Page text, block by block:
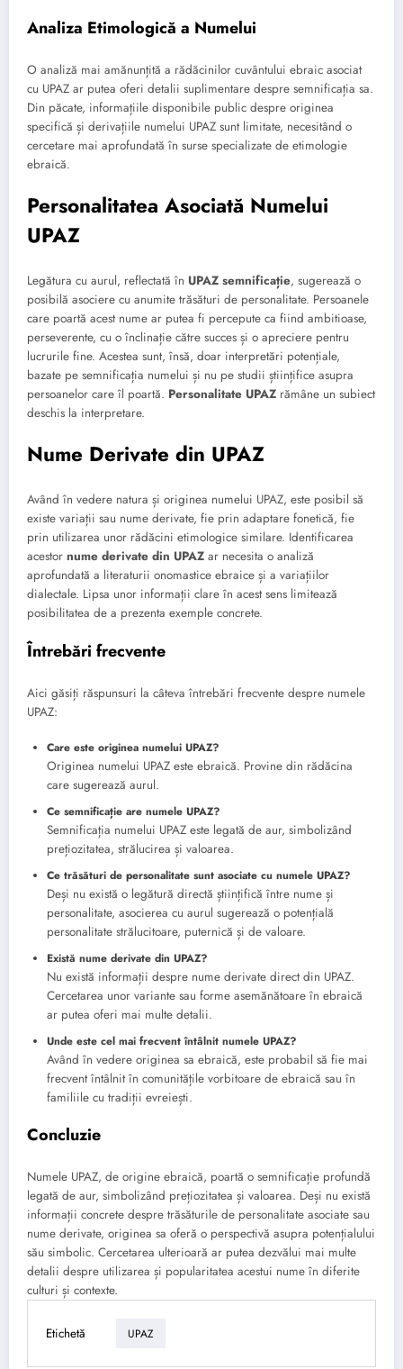
Analiza Etimologică a Numelui
O analiză mai amănunțită a rădăcinilor cuvântului ebraic asociat
cu UPAZ ar putea oferi detalii suplimentare despre semnificația sa.
Din păcate, informațiile disponibile public despre originea
specifică și derivațiile numelui UPAZ sunt limitate, necesitând o
cercetare mai aprofundată în surse specializate de etimologie
ebraică.
Personalitatea Asociată Numelui
UPAZ
Legătura cu aurul, reflectată în UPAZ semnificație, sugerează o
posibilă asociere cu anumite trăsături de personalitate. Persoanele
care poartă acest nume ar putea fi percepute ca fiind ambitioase,
perseverente, cu o înclinație către succes și o apreciere pentru
lucrurile fine. Acestea sunt, însă, doar interpretări potențiale,
bazate pe semnificația numelui și nu pe studii științifice asupra
persoanelor care îl poartă. Personalitate UPAZ rămâne un subiect
deschis la interpretare.
Nume Derivate din UPAZ
Având în vedere natura și originea numelui UPAZ, este posibil să
existe variații sau nume derivate, fie prin adaptare fonetică, fie
prin utilizarea unor rădăcini etimologice similare. Identificarea
acestor nume derivate din UPAZ ar necesita o analiză
aprofundată a literaturii onomastice ebraice și a variațiilor
dialectale. Lipsa unor informații clare în acest sens limitează
posibilitatea de a prezenta exemple concrete.
Întrebări frecvente
Aici găsiți răspunsuri la câteva întrebări frecvente despre numele
UPAZ:
Care este originea numelui UPAZ?
Originea numelui UPAZ este ebraică. Provine din rădăcina
care sugerează aurul.
Ce semnificație are numele UPAZ?
Semnificația numelui UPAZ este legată de aur, simbolizând
prețiozitatea, strălucirea și valoarea.
Ce trăsături de personalitate sunt asociate cu numele UPAZ?
Deși nu există o legătură directă științifică între nume și
personalitate, asocierea cu aurul sugerează o potențială
personalitate strălucitoare, puternică și de valoare.
Există nume derivate din UPAZ?
Nu există informații despre nume derivate direct din UPAZ.
Cercetarea unor variante sau forme asemănătoare în ebraică
ar putea oferi mai multe detalii.
Unde este cel mai frecvent întâlnit numele UPAZ?
Având în vedere originea sa ebraică, este probabil să fie mai
frecvent întâlnit în comunitățile vorbitoare de ebraică sau în
familiile cu tradiții evreiești.
Concluzie
Numele UPAZ, de origine ebraică, poartă o semnificație profundă
legată de aur, simbolizând prețiozitatea și valoarea. Deși nu există
informații concrete despre trăsăturile de personalitate asociate sau
nume derivate, originea sa oferă o perspectivă asupra potențialului
său simbolic. Cercetarea ulterioară ar putea dezvălui mai multe
detalii despre utilizarea și popularitatea acestui nume în diferite
culturi și contexte.
Etichetă UPAZ